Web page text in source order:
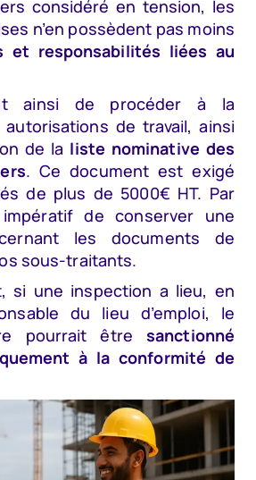
considéré en tension, les
n’en possèdent pas moins
et responsabilités liées au
ainsi de procéder à la
de travail, ainsi
de la liste nominative des
. Ce document est exigé
de plus de 5000€ HT. Par
de conserver une
les documents de
sous-traitants.
si une inspection a lieu, en
du lieu d’emploi, le
pourrait être sanctionné
à la conformité de